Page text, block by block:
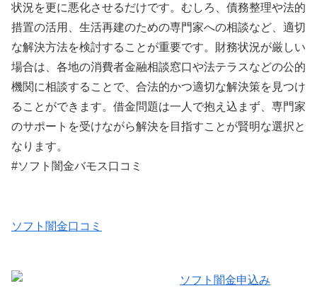
状況を更に悪化させるだけです。むしろ、債務整理や法的
措置の活用、生活再建のための専門家への相談など、適切
な解決方法を検討することが重要です。財務状況が厳しい
場合は、各地の消費者金融相談窓口や法テラスなどの公的
機関に相談することで、合法的かつ適切な解決策を見つけ
ることができます。借金問題は一人で抱え込まず、専門家
のサポートを受けながら解決を目指すことが賢明な選択と
なります。
#ソフト闇金バモス口コミ
ソフト闇金口コミ